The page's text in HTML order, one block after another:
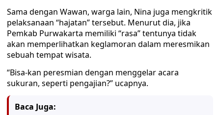
Sama dengan Wawan, warga lain, Nina juga mengkritik
pelaksanaan “hajatan” tersebut. Menurut dia, jika
Pemkab Purwakarta memiliki “rasa” tentunya tidak
akan memperlihatkan keglamoran dalam meresmikan
sebuah tempat wisata.
“Bisa-kan peresmian dengan menggelar acara
sukuran, seperti pengajian?” ucapnya.
Baca Juga: